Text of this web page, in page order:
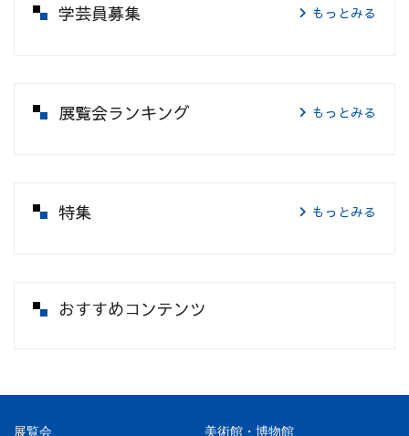
学芸員募集 もっとみる
展覧会ランキング もっとみる
特集 もっとみる
おすすめコンテンツ
展覧会 美術館・博物館